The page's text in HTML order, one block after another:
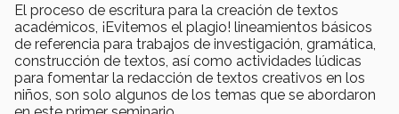
El proceso de escritura para la creación de textos
académicos, ¡Evitemos el plagio! lineamientos básicos
de referencia para trabajos de investigación, gramática,
construcción de textos, así como actividades lúdicas
para fomentar la redacción de textos creativos en los
niños, son solo algunos de los temas que se abordaron